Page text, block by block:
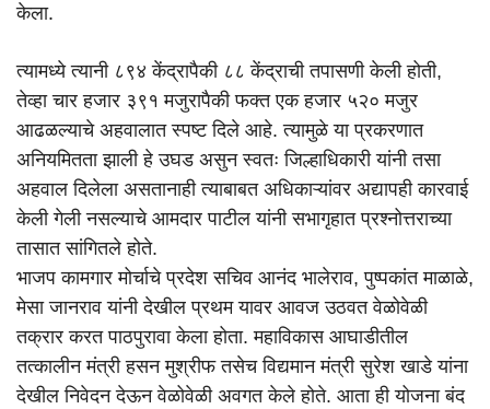
केला.
त्यामध्ये त्यानी ८९४ केंद्रापैकी ८८ केंद्राची तपासणी केली होती,
तेव्हा चार हजार ३९१ मजुरापैकी फक्त एक हजार ५२० मजुर
आढळल्याचे अहवालात स्पष्ट दिले आहे. त्यामुळे या प्रकरणात
अनियमितता झाली हे उघड असुन स्वतः जिल्हाधिकारी यांनी तसा
अहवाल दिलेला असतानाही त्याबाबत अधिकाऱ्यांवर अद्यापही कारवाई
केली गेली नसल्याचे आमदार पाटील यांनी सभागृहात प्रश्नोत्तराच्या
तासात सांगितले होते.
भाजप कामगार मोर्चाचे प्रदेश सचिव आनंद भालेराव, पुष्पकांत माळाळे,
मेसा जानराव यांनी देखील प्रथम यावर आवज उठवत वेळोवेळी
तक्रार करत पाठपुरावा केला होता. महाविकास आघाडीतील
तत्कालीन मंत्री हसन मुश्रीफ तसेच विद्यमान मंत्री सुरेश खाडे यांना
देखील निवेदन देऊन वेळोवेळी अवगत केले होते. आता ही योजना बंद